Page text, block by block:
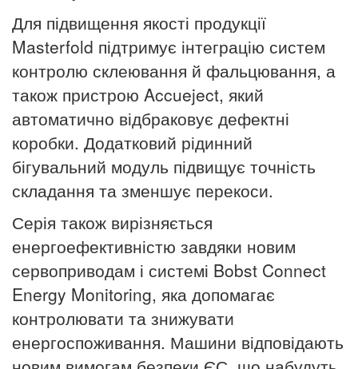
Для підвищення якості продукції
Masterfold підтримує інтеграцію систем
контролю склеювання й фальцювання, а
також пристрою Accueject, який
автоматично відбраковує дефектні
коробки. Додатковий рідинний
бігувальний модуль підвищує точність
складання та зменшує перекоси.
Серія також вирізняється
енергоефективністю завдяки новим
сервоприводам і системі Bobst Connect
Energy Monitoring, яка допомагає
контролювати та знижувати
енергоспоживання. Машини відповідають